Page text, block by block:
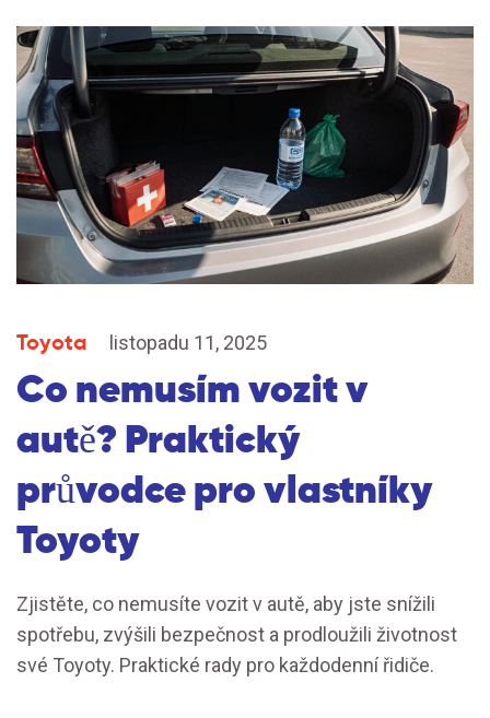
Toyota listopadu 11, 2025
Co nemusím vozit v
autě? Praktický
průvodce pro vlastníky
Toyoty
Zjistěte, co nemusíte vozit v autě, aby jste snížili
spotřebu, zvýšili bezpečnost a prodloužili životnost
své Toyoty. Praktické rady pro každodenní řidiče.